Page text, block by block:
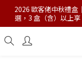
2026 歐客佬中秋禮盒
選，3 盒（含）以上